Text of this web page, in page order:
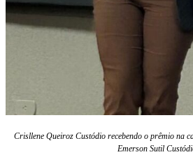
Crisllene Queiroz Custódio recebendo o prêmio na
Emerson Sutil